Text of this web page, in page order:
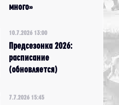
много»
10.7.2026 13:00
Предсезонка 2026:
расписание
(обновляется)
7.7.2026 15:45